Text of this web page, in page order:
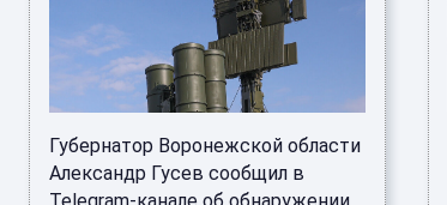
Губернатор Воронежской области
Александр Гусев сообщил в